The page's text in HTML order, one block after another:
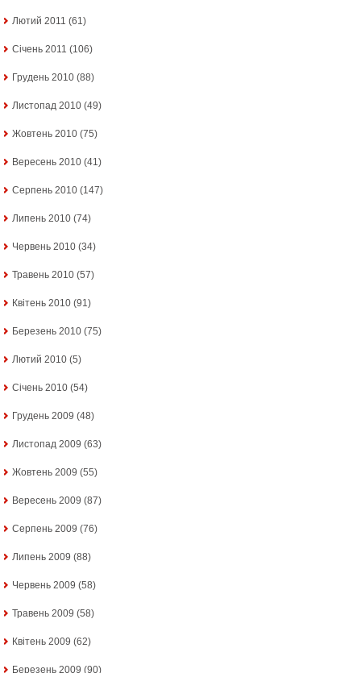
Лютий 2011 (61)
Січень 2011 (106)
Грудень 2010 (88)
Листопад 2010 (49)
Жовтень 2010 (75)
Вересень 2010 (41)
Серпень 2010 (147)
Липень 2010 (74)
Червень 2010 (34)
Травень 2010 (57)
Квітень 2010 (91)
Березень 2010 (75)
Лютий 2010 (5)
Січень 2010 (54)
Грудень 2009 (48)
Листопад 2009 (63)
Жовтень 2009 (55)
Вересень 2009 (87)
Серпень 2009 (76)
Липень 2009 (88)
Червень 2009 (58)
Травень 2009 (58)
Квітень 2009 (62)
Березень 2009 (90)